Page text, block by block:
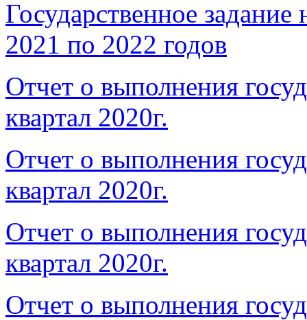
Государственное
2021 по 2022 годов
Отчет о выполнения
квартал 2020г.
Отчет о выполнения
квартал 2020г.
Отчет о выполнения
квартал 2020г.
Отчет о выполнения